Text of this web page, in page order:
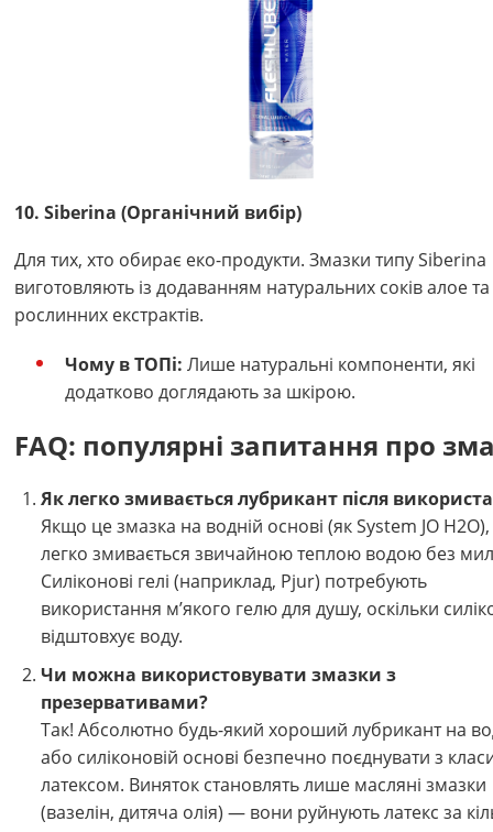
10. Siberina (Органічний вибір)
Для тих, хто обирає еко-продукти. Змазки типу Siberina
виготовляють із додаванням натуральних соків алое та
рослинних екстрактів.
Чому в ТОПі: Лише натуральні компоненти, які
додатково доглядають за шкірою.
FAQ: популярні запитання про
Як легко змивається лубрикант після
Якщо це змазка на водній основі (як System JO
легко змивається звичайною теплою водою без
Силіконові гелі (наприклад, Pjur) потребують
використання м’якого гелю для душу, оскільки
відштовхує воду.
Чи можна використовувати змазки з
презервативами?
Так! Абсолютно будь-який хороший лубрикант на
або силіконовій основі безпечно поєднувати з
латексом. Виняток становлять лише масляні змазки
(вазелін, дитяча олія) — вони руйнують латекс за